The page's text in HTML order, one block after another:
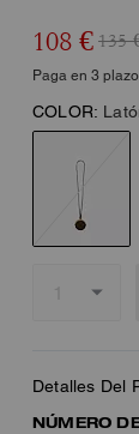
108 € 135
Paga en 3
COLOR:
Detalles Del
NÚMERO